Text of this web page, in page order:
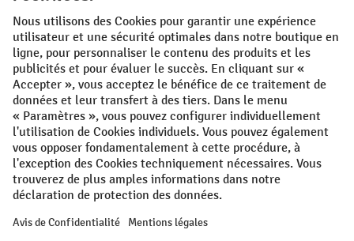
Conditions générales Mentions légales
Protection des Données Politique de cookies
All prices excl. VAT plusshipping costsand possible delivery charges,
if not stated otherwise.
¹ La remise est valable jusqu'à épuisement des stocks. La remise ne
s'applique pas aux prix spéciaux. Il n'est pas possible de le combiner
avec d'autres réductions en pourcentage ou bons de réduction. | ² Une
réduction unique est offerte lors de la première inscription à la
toute commande d'un montant net minimum de 250 €. Le pourcentage